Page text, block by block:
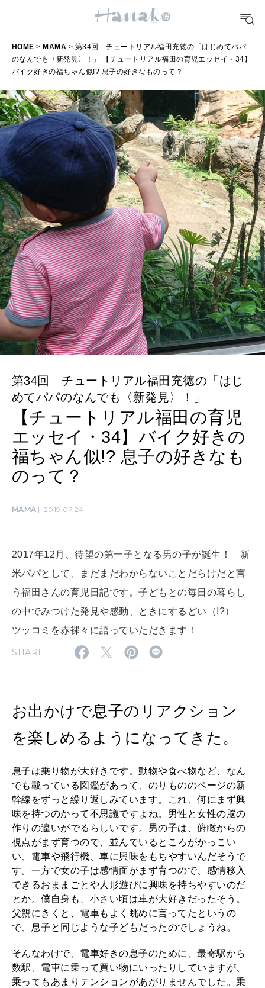
おいしい
TRAVEL
どこ行く？
FORTUNE
明日のわたし
[12星座別] Weekly Holoscope
[12星座別] Monthly Love Holoscope
女神まり愛のタロットメッセージ
算命学がわかる今月のあなた
HEALTH
自分にやさしく
LEARN
知る、考える
MAMA
ママもいろいろ
SUSTAINABLE
わたしができること
CULTURE
自分を耕す
特集
2026年8月号『お茶の時間です。』
2026年7月号「鎌倉 ローカルが 教えてくれた 本当の歩き方。」
2026年5月号「“大好き”に出会いに。韓国」
2026年4月号「未来をつくる、学びの教科書。」
2026年3月号「スイーツ予想図 2026」
2026年2月号「良運を掴む 新・開運術。」
2026年1月号「猫がいれば、幸せ」
2025年12月号「お酒の新常識。」
MAGAZINE
FOLLOW US!
HOME > MAMA > 第34回 チュートリアル福田充徳の「はじめてパパ
のなんでも〈新発見〉！」 【チュートリアル福田の育児エッセイ・34】
バイク好きの福ちゃん似!? 息子の好きなものって？
第34回 チュートリアル福田充徳の「はじ
めてパパのなんでも〈新発見〉！」
【チュートリアル福田の育児
エッセイ・34】バイク好きの
福ちゃん似!? 息子の好きなも
のって？
MAMA 2019.07.24
2017年12月、待望の第一子となる男の子が誕生！ 新
米パパとして、まだまだわからないことだらけだと言
う福田さんの育児日記です。子どもとの毎日の暮らし
の中でみつけた発見や感動、ときにするどい（!?）
ツッコミを赤裸々に語っていただきます！
SHARE
お出かけで息子のリアクション
を楽しめるようになってきた。
息子は乗り物が大好きです。動物や食べ物など、なん
でも載っている図鑑があって、のりもののページの新
幹線をずっと繰り返しみています。これ、何にまず興
味を持つのかって不思議ですよね。男性と女性の脳の
作りの違いがでるらしいです。男の子は、俯瞰からの
視点がまず育つので、並んでいるところがかっこい
い、電車や飛行機、車に興味をもちやすいんだそうで
す。一方で女の子は感情面がまず育つので、感情移入
できるおままごとや人形遊びに興味を持ちやすいのだ
とか。僕自身も、小さい頃は車が大好きだったそう。
父親にきくと、電車もよく眺めに言ってたというの
で、息子と同じような子どもだったのでしょうね。
そんなわけで、電車好きの息子のために、最寄駅から
数駅、電車に乗って買い物にいったりしていますが、
乗ってもあまりテンションがあがりませんでした。乗